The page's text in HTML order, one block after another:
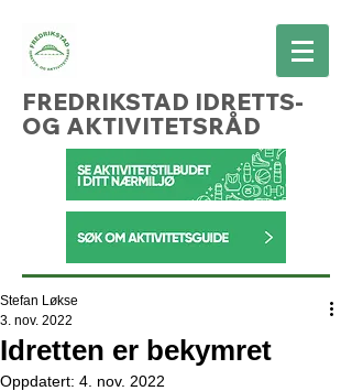
FREDRIKSTAD IDRETTS-
OG AKTIVITETSRÅD
Idretten er bekymret
Stefan Løkse
3. nov. 2022
Oppdatert: 4. nov. 2022